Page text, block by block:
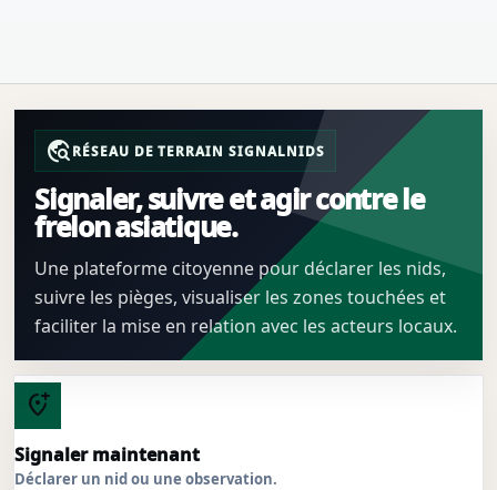
travel_exploreRÉSEAU DE TERRAIN SIGNALNIDS
Signaler, suivre et agir contre le
frelon asiatique.
Une plateforme citoyenne pour déclarer les nids,
suivre les pièges, visualiser les zones touchées et
faciliter la mise en relation avec les acteurs locaux.
add_location_alt
Signaler maintenant
Déclarer un nid ou une observation.